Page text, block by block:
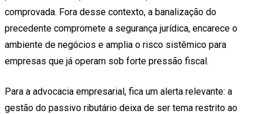
comprovada. Fora desse contexto, a banalização do
precedente compromete a segurança jurídica, encarece o
ambiente de negócios e amplia o risco sistêmico para
empresas que já operam sob forte pressão fiscal.
Para a advocacia empresarial, fica um alerta relevante: a
gestão do passivo ributário deixa de ser tema restrito ao